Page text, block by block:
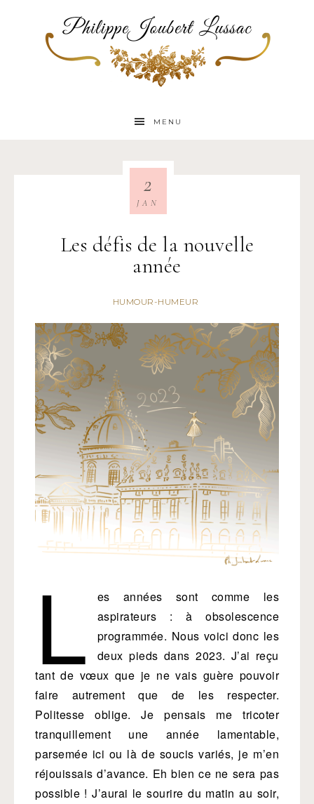
MENU
Les défis de la nouvelle
année
HUMOUR-HUMEUR
2
JAN
L
es années sont comme les
aspirateurs : à obsolescence
programmée. Nous voici donc les
deux pieds dans 2023. J’ai reçu
tant de vœux que je ne vais guère pouvoir
faire autrement que de les respecter.
Politesse oblige. Je pensais me tricoter
tranquillement une année lamentable,
parsemée ici ou là de soucis variés, je m’en
réjouissais d’avance. Eh bien ce ne sera pas
possible ! J’aurai le sourire du matin au soir,